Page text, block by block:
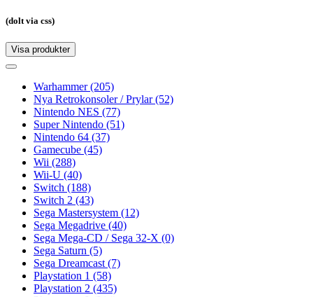
(dolt via css)
Visa produkter
Toggle
Toggle
navigationWarhammer(205)
Nya Retrokonsoler / Prylar(52)
Nintendo NES (77)
Super Nintendo (51)
Nintendo 64 (37)
Gamecube (45)
Wii (288)
Wii-U (40)
Switch (188)
Switch 2 (43)
Sega Mastersystem (12)
Sega Megadrive (40)
Sega Mega-CD / Sega 32-X (0)
Sega Saturn (5)
Sega Dreamcast (7)
Playstation 1 (58)
Playstation 2 (435)